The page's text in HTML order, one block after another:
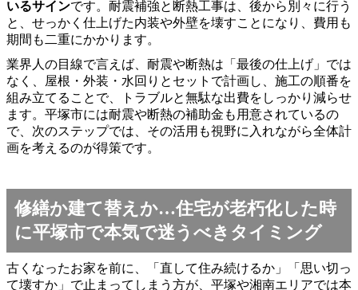
いるサインです。耐震補強と断熱工事は、後から別々に行う
と、せっかく仕上げた内装や外壁を壊すことになり、費用も
期間も二重にかかります。
業界人の目線で言えば、耐震や断熱は「最後の仕上げ」では
なく、屋根・外装・水回りとセットで計画し、施工の順番を
組み立てることで、トラブルと無駄な出費をしっかり減らせ
ます。平塚市には耐震や断熱の補助金も用意されているの
で、次のステップでは、その活用も視野に入れながら全体計
画を考えるのが得策です。
修繕か建て替えか…住宅が老朽化した時
に平塚市で本気で迷うべきタイミング
古くなったお家を前に、「直して住み続けるか」「思い切っ
て壊すか」で止まってしまう方が、平塚や湘南エリアでは本